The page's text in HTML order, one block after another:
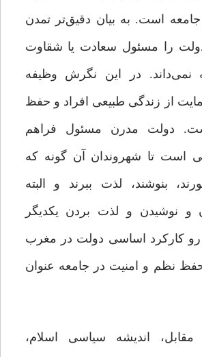
جامعه است. به بیان دقیق‌تر تمدن
را مسئول سعادت یا شقاوت
نمی‌داند. در این نگرش وظیفه
از زندگی طبیعی افراد و حفظ
دولت مدرن مسئول فراهم
است تا شهروندان آن گونه که
بنوشند، لذت ببرند و البته
و نوشیدن و لذت بردن یکدیگر
رو کارکرد اساسی دولت در مغرب
نظم و امنیت در جامعه عنوان
اندیشه سیاسی اسلام،